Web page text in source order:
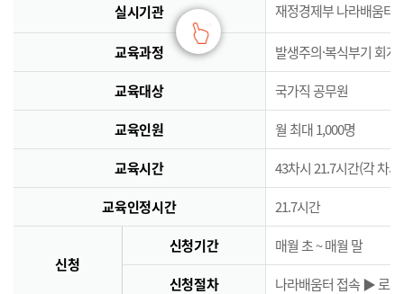
실시기관 재정경제부 나라배움터(
교육과정 발생주의·복식부기 회계
교육대상 국가직 공무원
교육인원 월 최대 1,000명
교육시간 43차시 21.7시간(각 차
교육인정시간 21.7시간
신청
신청기간 매월 초 ~ 매월 말
신청절차 나라배움터 접속 ▶ 로그